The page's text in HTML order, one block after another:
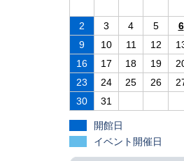
2
3 4 5 6
9
10 11 12
16
17 18 19
23
24 25 26
30
31
開館日
イベント開催日